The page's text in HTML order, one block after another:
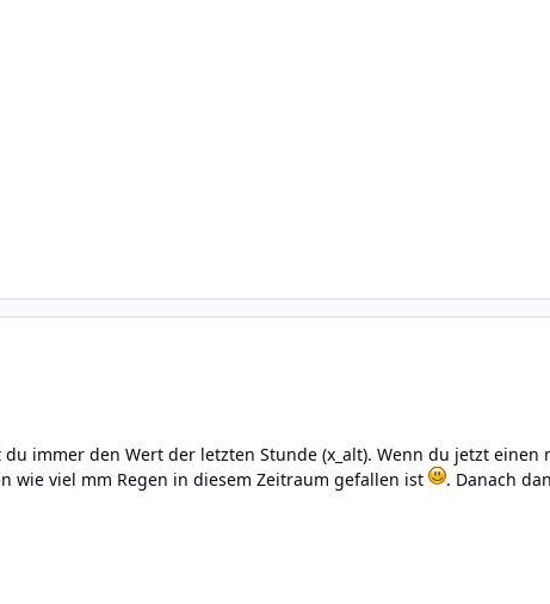
immer den Wert der letzten Stunde (x_alt). Wenn du jetzt einen
wie viel mm Regen in diesem Zeitraum gefallen ist
. Danach